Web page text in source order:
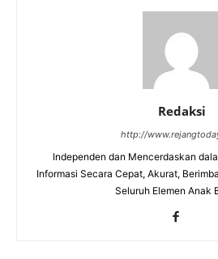
Redaksi
http://
Independen dan Mencerdaskan
Informasi Secara Cepat, Akurat,
Seluruh Elemen Anak